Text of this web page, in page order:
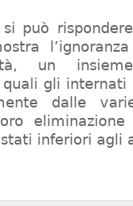
può
un
gli
dalle
eliminazione
inferiori agli